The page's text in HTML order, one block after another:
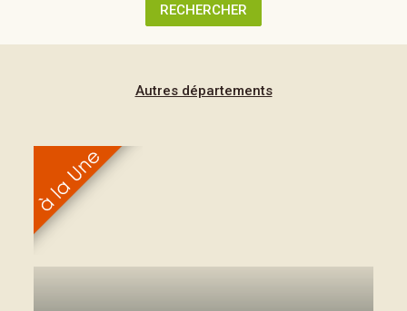
RECHERCHER
Autres départements